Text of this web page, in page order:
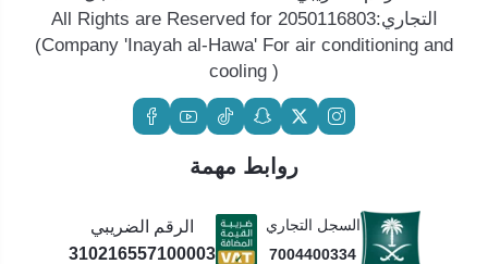
التجاري:2050116803 All Rights are Reserved for
(Company 'Inayah al-Hawa' For air conditioning and
cooling )
روابط مهمة
السجل التجاري
7004400334
الرقم الضريبي
310216557100003